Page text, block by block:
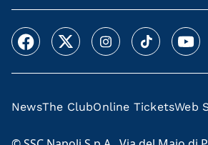
NewsThe ClubOnline TicketsWeb